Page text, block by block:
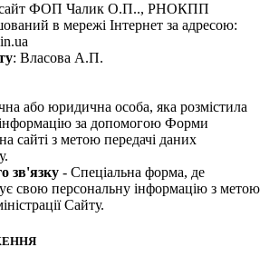
сайт ФОП Чалик О.П.., РНОКПП
в мережі Інтернет за адресою:
: Власова А.П.
або юридична особа, яка розмістила
за допомогою Форми
сайті з метою передачі даних
зв'язку - Спеціальна форма, де
свою персональну інформацію з метою
Сайту.